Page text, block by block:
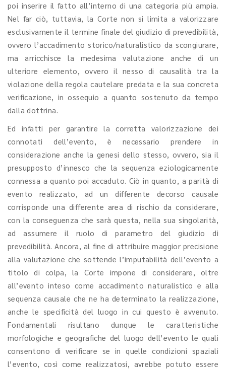
poi inserire il fatto all’interno di una categoria più ampia.
Nel far ciò, tuttavia, la Corte non si limita a valorizzare
esclusivamente il termine finale del giudizio di prevedibilità,
ovvero l’accadimento storico/naturalistico da scongiurare,
ma arricchisce la medesima valutazione anche di un
ulteriore elemento, ovvero il nesso di causalità tra la
violazione della regola cautelare predata e la sua concreta
verificazione, in ossequio a quanto sostenuto da tempo
dalla dottrina.
Ed infatti per garantire la corretta valorizzazione dei
connotati dell’evento, è necessario prendere in
considerazione anche la genesi dello stesso, ovvero, sia il
presupposto d’innesco che la sequenza eziologicamente
connessa a quanto poi accaduto. Ciò in quanto, a parità di
evento realizzato, ad un differente decorso causale
corrisponde una differente area di rischio da considerare,
con la conseguenza che sarà questa, nella sua singolarità,
ad assumere il ruolo di parametro del giudizio di
prevedibilità. Ancora, al fine di attribuire maggior precisione
alla valutazione che sottende l’imputabilità dell’evento a
titolo di colpa, la Corte impone di considerare, oltre
all’evento inteso come accadimento naturalistico e alla
sequenza causale che ne ha determinato la realizzazione,
anche le specificità del luogo in cui questo è avvenuto.
Fondamentali risultano dunque le caratteristiche
morfologiche e geografiche del luogo dell’evento le quali
consentono di verificare se in quelle condizioni spaziali
l’evento, così come realizzatosi, avrebbe potuto essere